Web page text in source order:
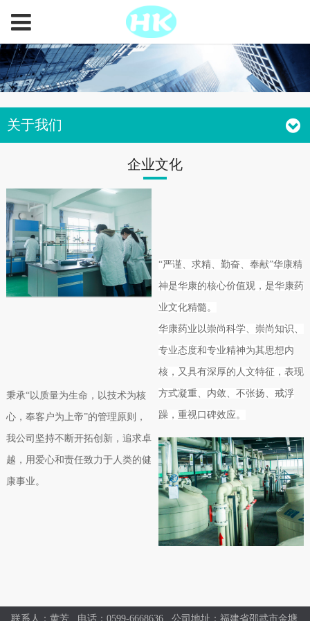
关于我们
企业文化
秉承“以质量为生命，以技术为核
心，奉客户为上帝”的管理原则，
我公司坚持不断开拓创新，追求卓
越，用爱心和责任致力于人类的健
康事业。
“严谨、求精、勤奋、奉献”华康精
神是华康的核心价值观，是华康药
业文化精髓。
华康药业以崇尚科学、崇尚知识、
专业态度和专业精神为其思想内
核，又具有深厚的人文特征，表现
方式凝重、内敛、不张扬、戒浮
躁，重视口碑效应。
联系人：黄芳 电话：0599-6668636 公司地址：福建省邵武市金塘